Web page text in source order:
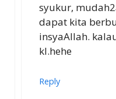
syukur,
dapat kita
insyaAllah.
kl.hehe
Reply